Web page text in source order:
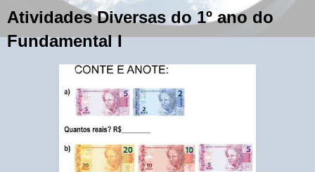
Atividades Diversas do 1º ano do
Fundamental I